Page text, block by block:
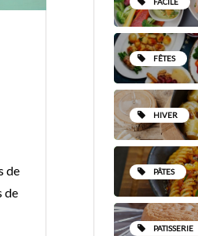
de
de
FÊTES
HIVER
PÂTES
PATISSERIE